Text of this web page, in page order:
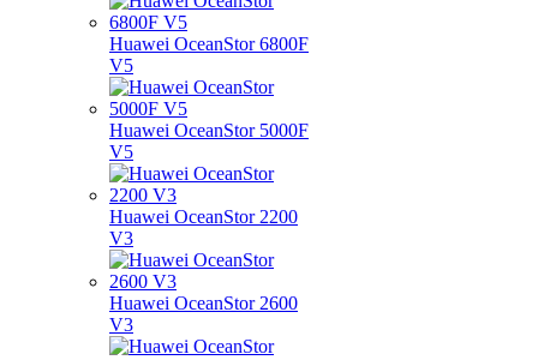
Huawei OceanStor 6800F
V5
Huawei OceanStor 5000F
V5
Huawei OceanStor 2200
V3
Huawei OceanStor 2600
V3